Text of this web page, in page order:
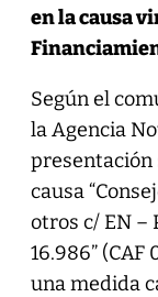
en la causa
Según el
la Agencia
presentación
causa
otros c/ EN –
16.986”
una medida